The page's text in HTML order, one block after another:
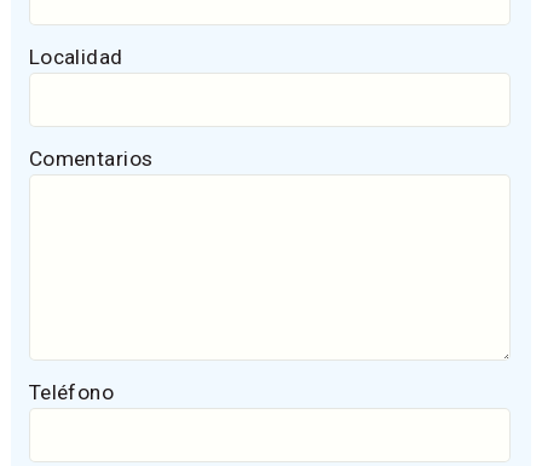
Localidad
Comentarios
Teléfono